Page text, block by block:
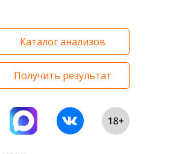
Каталог анализов
Получить результат